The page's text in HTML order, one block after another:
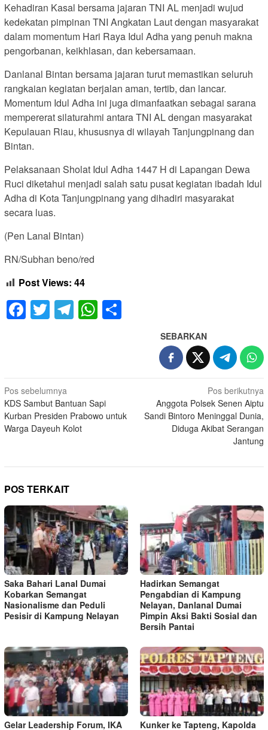
Kehadiran Kasal bersama jajaran TNI AL menjadi wujud
kedekatan pimpinan TNI Angkatan Laut dengan masyarakat
dalam momentum Hari Raya Idul Adha yang penuh makna
pengorbanan, keikhlasan, dan kebersamaan.
Danlanal Bintan bersama jajaran turut memastikan seluruh
rangkaian kegiatan berjalan aman, tertib, dan lancar.
Momentum Idul Adha ini juga dimanfaatkan sebagai sarana
mempererat silaturahmi antara TNI AL dengan masyarakat
Kepulauan Riau, khususnya di wilayah Tanjungpinang dan
Bintan.
Pelaksanaan Sholat Idul Adha 1447 H di Lapangan Dewa
Ruci diketahui menjadi salah satu pusat kegiatan ibadah Idul
Adha di Kota Tanjungpinang yang dihadiri masyarakat
secara luas.
(Pen Lanal Bintan)
RN/Subhan beno/red
Post Views: 44
Facebook
Twitter
Telegram
WhatsApp
SEBARKAN
Navigasi
pos
Pos sebelumnya
KDS Sambut Bantuan Sapi
Kurban Presiden Prabowo untuk
Warga Dayeuh Kolot
Pos berikutnya
Anggota Polsek Senen Aiptu
Sandi Bintoro Meninggal Dunia,
Diduga Akibat Serangan
Jantung
POS TERKAIT
Saka Bahari Lanal Dumai
Kobarkan Semangat
Nasionalisme dan Peduli
Pesisir di Kampung Nelayan
Hadirkan Semangat
Pengabdian di Kampung
Nelayan, Danlanal Dumai
Pimpin Aksi Bakti Sosial dan
Bersih Pantai
Gelar Leadership Forum, IKA
Kunker ke Tapteng, Kapolda